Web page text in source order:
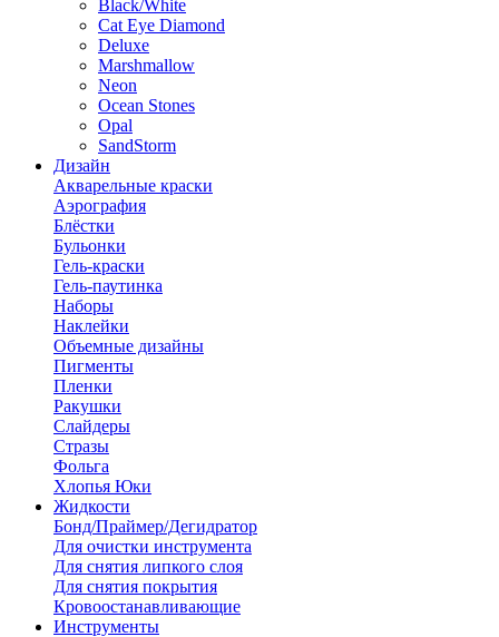
Black/White
Cat Eye Diamond
Deluxe
Marshmallow
Neon
Ocean Stones
Opal
SandStorm
Дизайн
Акварельные краски
Аэрография
Блёстки
Бульонки
Гель-краски
Гель-паутинка
Наборы
Наклейки
Объемные дизайны
Пигменты
Пленки
Ракушки
Слайдеры
Стразы
Фольга
Хлопья Юки
Жидкости
Бонд/Праймер/Дегидратор
Для очистки инструмента
Для снятия липкого слоя
Для снятия покрытия
Кровоостанавливающие
Инструменты